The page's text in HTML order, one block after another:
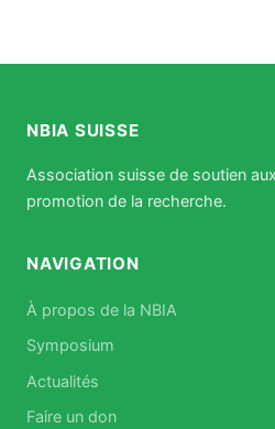
NBIA SUISSE
Association suisse de soutien
promotion de la recherche.
NAVIGATION
À propos de la NBIA
Symposium
Actualités
Faire un don